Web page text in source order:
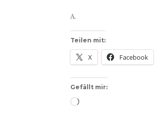
A.
Teilen mit:
X Facebook
Gefällt mir:
Wird